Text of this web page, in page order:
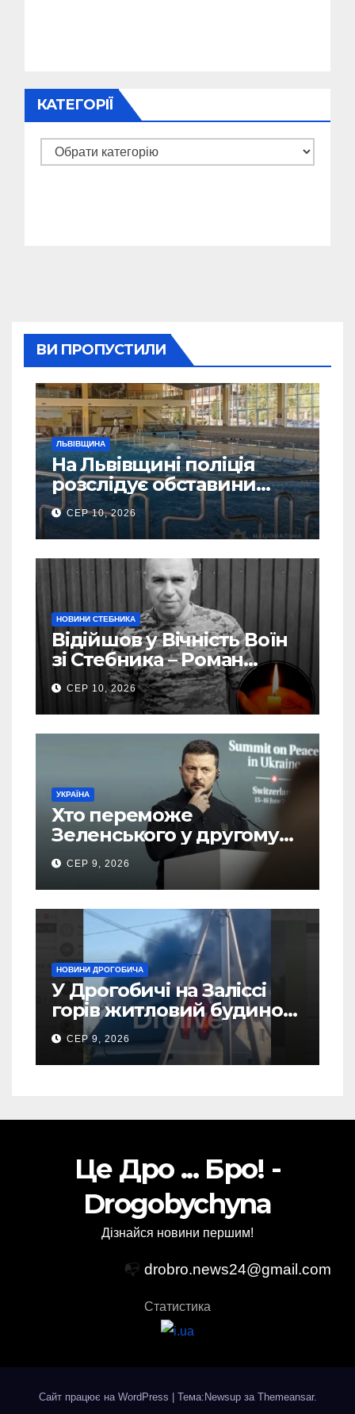
КАТЕГОРІЇ
Категорії
ВИ ПРОПУСТИЛИ
ЛЬВІВЩИНА
На Львівщині поліція
розслідує обставини
утоплення дитини в
басейні
СЕР 10, 2026
НОВИНИ СТЕБНИКА
Відійшов у Вічність Воїн
зі Стебника – Роман
Кучера
СЕР 10, 2026
УКРАЇНА
Хто переможе
Зеленського у другому
турі виборів президента
України – новий рейтинг
SOCIS
СЕР 9, 2026
НОВИНИ ДРОГОБИЧА
У Дрогобичі на Заліссі
горів житловий будинок
(Відео)
СЕР 9, 2026
Це Дро ... Бро! -
Drogobychyna
Дізнайся новини першим!
📭 drobro.news24@gmail.com
Статистика
Сайт працює на WordPress | Тема:Newsup за Themeansar.